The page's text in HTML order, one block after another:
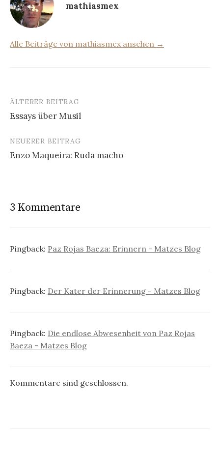
mathiasmex
Alle Beiträge von mathiasmex ansehen →
Beitrags-
Navigation
ÄLTERER BEITRAG
Essays über Musil
NEUERER BEITRAG
Enzo Maqueira: Ruda macho
3 Kommentare
Pingback: Paz Rojas Baeza: Erinnern - Matzes Blog
Pingback: Der Kater der Erinnerung - Matzes Blog
Pingback: Die endlose Abwesenheit von Paz Rojas
Baeza - Matzes Blog
Kommentare sind geschlossen.